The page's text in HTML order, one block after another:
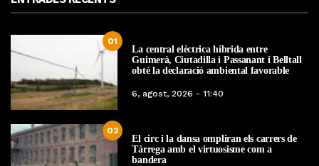
01
La central elèctrica híbrida entre
Guimerà, Ciutadilla i Passanant i Belltall
obté la declaració ambiental favorable
6, agost, 2026 - 11:40
02
El circ i la dansa ompliran els carrers de
Tàrrega amb el virtuosisme com a
bandera